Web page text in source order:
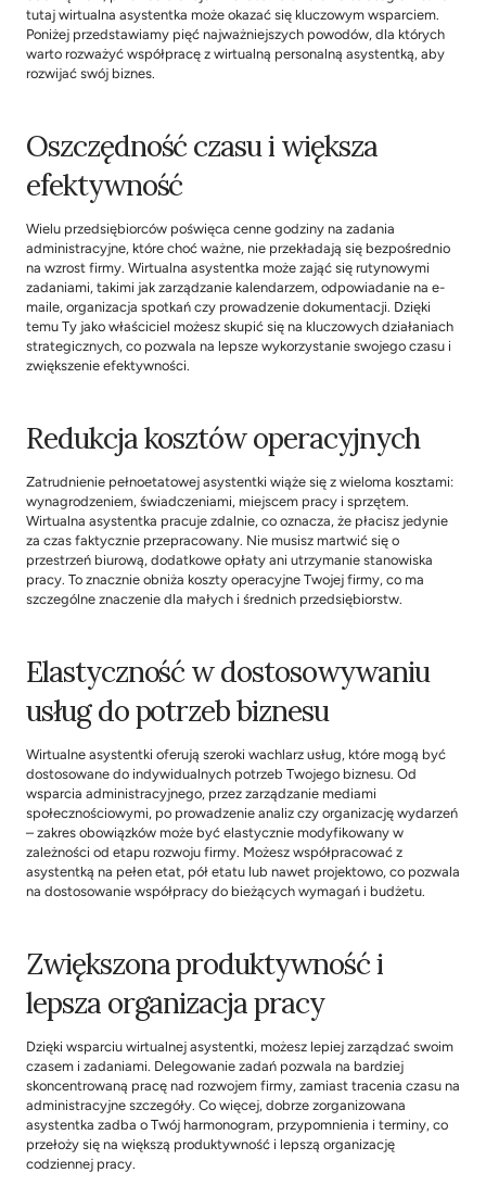
tutaj wirtualna asystentka może okazać się kluczowym wsparciem.
Poniżej przedstawiamy pięć najważniejszych powodów, dla których
warto rozważyć współpracę z wirtualną personalną asystentką, aby
rozwijać swój biznes.
Oszczędność czasu i większa
efektywność
Wielu przedsiębiorców poświęca cenne godziny na zadania
administracyjne, które choć ważne, nie przekładają się bezpośrednio
na wzrost firmy. Wirtualna asystentka może zająć się rutynowymi
zadaniami, takimi jak zarządzanie kalendarzem, odpowiadanie na e-
maile, organizacja spotkań czy prowadzenie dokumentacji. Dzięki
temu Ty jako właściciel możesz skupić się na kluczowych działaniach
strategicznych, co pozwala na lepsze wykorzystanie swojego czasu i
zwiększenie efektywności.
Redukcja kosztów operacyjnych
Zatrudnienie pełnoetatowej asystentki wiąże się z wieloma kosztami:
wynagrodzeniem, świadczeniami, miejscem pracy i sprzętem.
Wirtualna asystentka pracuje zdalnie, co oznacza, że płacisz jedynie
za czas faktycznie przepracowany. Nie musisz martwić się o
przestrzeń biurową, dodatkowe opłaty ani utrzymanie stanowiska
pracy. To znacznie obniża koszty operacyjne Twojej firmy, co ma
szczególne znaczenie dla małych i średnich przedsiębiorstw.
Elastyczność w dostosowywaniu
usług do potrzeb biznesu
Wirtualne asystentki oferują szeroki wachlarz usług, które mogą być
dostosowane do indywidualnych potrzeb Twojego biznesu. Od
wsparcia administracyjnego, przez zarządzanie mediami
społecznościowymi, po prowadzenie analiz czy organizację wydarzeń
– zakres obowiązków może być elastycznie modyfikowany w
zależności od etapu rozwoju firmy. Możesz współpracować z
asystentką na pełen etat, pół etatu lub nawet projektowo, co pozwala
na dostosowanie współpracy do bieżących wymagań i budżetu.
Zwiększona produktywność i
lepsza organizacja pracy
Dzięki wsparciu wirtualnej asystentki, możesz lepiej zarządzać swoim
czasem i zadaniami. Delegowanie zadań pozwala na bardziej
skoncentrowaną pracę nad rozwojem firmy, zamiast tracenia czasu na
administracyjne szczegóły. Co więcej, dobrze zorganizowana
asystentka zadba o Twój harmonogram, przypomnienia i terminy, co
przełoży się na większą produktywność i lepszą organizację
codziennej pracy.